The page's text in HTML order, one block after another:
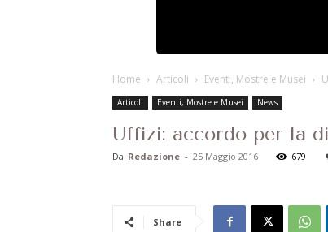
Home Articoli Eventi, Mostre e Musei
Articoli Eventi, Mostre e Musei News
Uffizi: accordo per la
Da Redazione - 25 Maggio 2016 679
Share